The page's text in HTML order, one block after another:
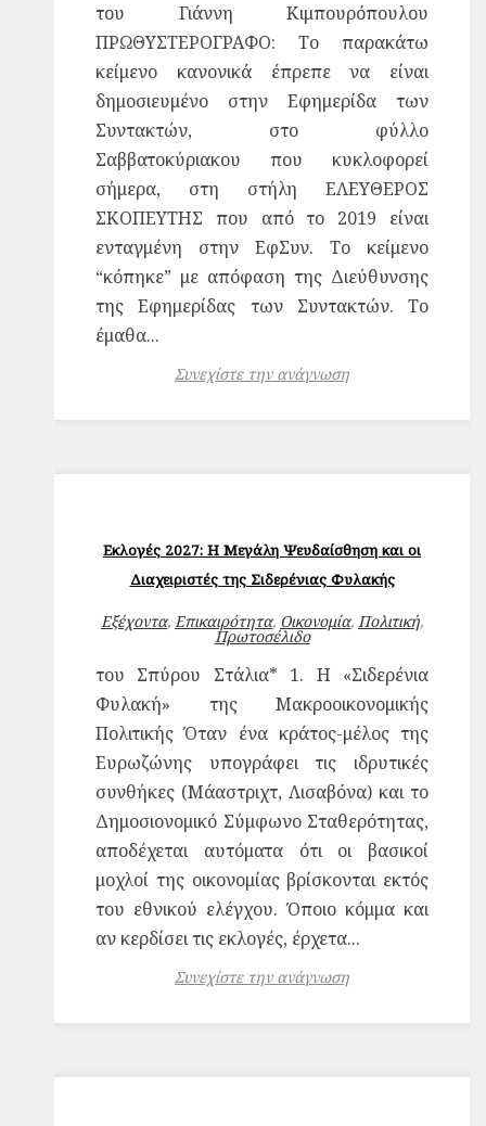
του Γιάννη Κιμπουρόπουλου
ΠΡΩΘΥΣΤΕΡΟΓΡΑΦΟ: Το παρακάτω
κείμενο κανονικά έπρεπε να είναι
δημοσιευμένο στην Εφημερίδα των
Συντακτών, στο φύλλο
Σαββατοκύριακου που κυκλοφορεί
σήμερα, στη στήλη ΕΛΕΥΘΕΡΟΣ
ΣΚΟΠΕΥΤΗΣ που από το 2019 είναι
ενταγμένη στην ΕφΣυν. Το κείμενο
“κόπηκε” με απόφαση της Διεύθυνσης
της Εφημερίδας των Συντακτών. Το
έμαθα...
Συνεχίστε την ανάγνωση
Εκλογές 2027: Η Μεγάλη Ψευδαίσθηση και οι
Διαχειριστές της Σιδερένιας Φυλακής
Εξέχοντα, Επικαιρότητα, Οικονομία, Πολιτική,
Πρωτοσέλιδο
του Σπύρου Στάλια* 1. Η «Σιδερένια
Φυλακή» της Μακροοικονομικής
Πολιτικής Όταν ένα κράτος-μέλος της
Ευρωζώνης υπογράφει τις ιδρυτικές
συνθήκες (Μάαστριχτ, Λισαβόνα) και το
Δημοσιονομικό Σύμφωνο Σταθερότητας,
αποδέχεται αυτόματα ότι οι βασικοί
μοχλοί της οικονομίας βρίσκονται εκτός
του εθνικού ελέγχου. Όποιο κόμμα και
αν κερδίσει τις εκλογές, έρχετα...
Συνεχίστε την ανάγνωση